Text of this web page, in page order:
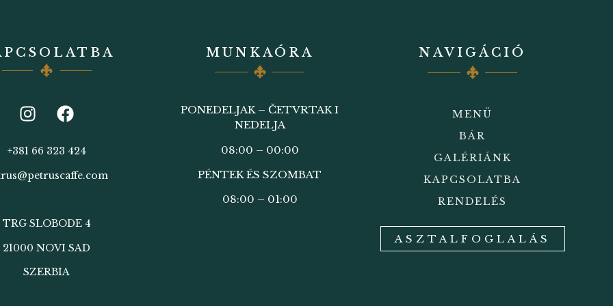
+381 66 323 424
TRG SLOBODE 4
21000 NOVI SAD
SZERBIA
MUNKAÓRA
PONEDELJAK – ČETVRTAK I
NEDELJA
08:00 – 00:00
PÉNTEK ÉS SZOMBAT
08:00 – 01:00
NAVIGÁCIÓ
MENÜ
BÁR
GALÉRIÁNK
KAPCSOLATBA
RENDELÉS
ASZTALFOGLALÁS